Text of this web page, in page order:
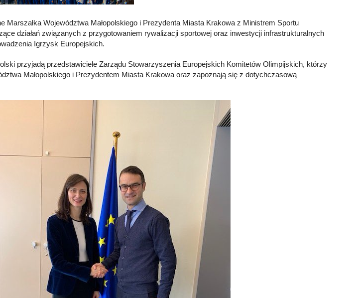
Marszałka Województwa Małopolskiego i Prezydenta Miasta Krakowa z Ministrem Sportu
działań związanych z przygotowaniem rywalizacji sportowej oraz inwestycji infrastrukturalnych
Igrzysk Europejskich.
przyjadą przedstawiciele Zarządu Stowarzyszenia Europejskich Komitetów Olimpijskich, którzy
Małopolskiego i Prezydentem Miasta Krakowa oraz zapoznają się z dotychczasową